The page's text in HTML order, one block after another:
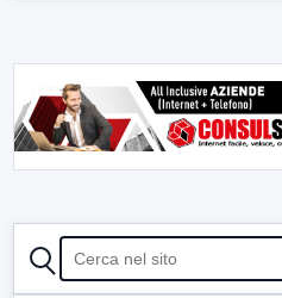
CERCA